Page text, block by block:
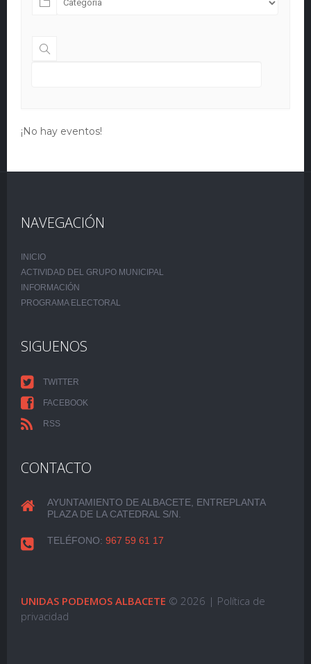
¡No hay eventos!
NAVEGACIÓN
INICIO
ACTIVIDAD DEL GRUPO MUNICIPAL
INFORMACIÓN
PROGRAMA ELECTORAL
SIGUENOS
TWITTER
FACEBOOK
RSS
CONTACTO
AYUNTAMIENTO DE ALBACETE, ENTREPLANTA
PLAZA DE LA CATEDRAL S/N.
TELÉFONO: 967 59 61 17
UNIDAS PODEMOS ALBACETE © 2026 | Política de
privacidad